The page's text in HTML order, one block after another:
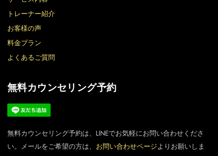
トレーナー紹介
お客様の声
料金プラン
よくあるご質問
無料カウンセリング予約
無料カウンセリング予約は、LINEでお気軽にお問い合わせくださ
い。メールをご希望の方は、 お問い合わせページよりお願いしま